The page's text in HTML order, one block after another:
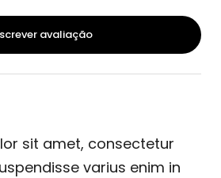
avaliação
sit amet, consectetur
varius enim in